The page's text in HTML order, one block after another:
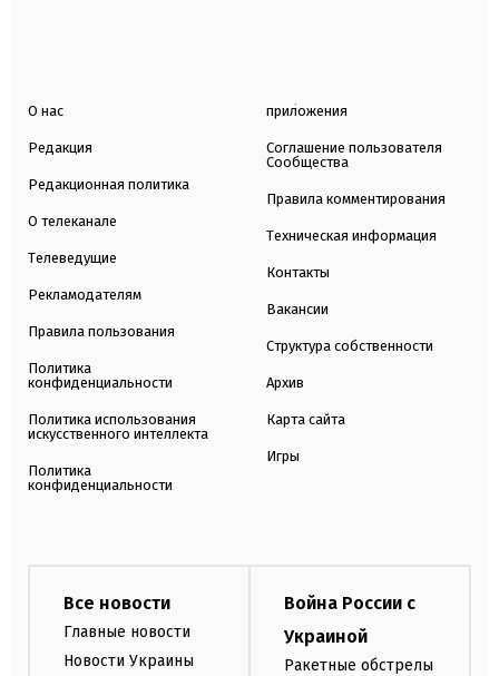
О нас
Редакция
Редакционная политика
О телеканале
Телеведущие
Рекламодателям
Правила пользования
Политика
конфиденциальности
Политика использования
искусственного интеллекта
Политика
конфиденциальности
приложения
Соглашение пользователя
Сообщества
Правила комментирования
Техническая информация
Контакты
Вакансии
Структура собственности
Архив
Карта сайта
Игры
Все новости
Главные новости
Новости Украины
Война России с
Украиной
Ракетные обстрелы